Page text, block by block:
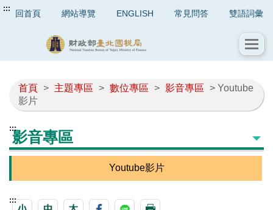
::: 回首頁 網站導覽 ENGLISH 常見問答 雙語詞彙
首頁 > 主題專區 > 數位專區 > 影音專區 > Youtube
影片
:::影音專區
Youtube影片
:::